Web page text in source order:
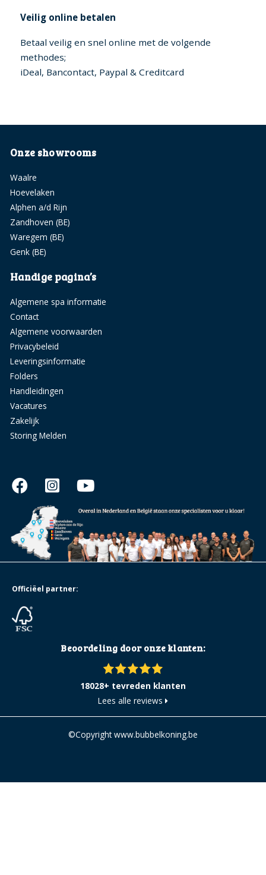
Veilig online betalen
Betaal veilig en snel online met de volgende
methodes;
iDeal, Bancontact, Paypal & Creditcard
Onze showrooms
Waalre
Hoevelaken
Alphen a/d Rijn
Zandhoven (BE)
Waregem (BE)
Genk (BE)
Handige pagina’s
Algemene spa informatie
Contact
Algemene voorwaarden
Privacybeleid
Leveringsinformatie
Folders
Handleidingen
Vacatures
Zakelijk
Storing Melden
Beoordeling door onze klanten:
18028+ tevreden klanten
Lees alle reviews
Officiëel partner:
©Copyright www.bubbelkoning.be